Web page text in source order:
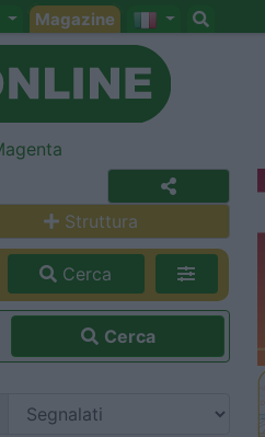
Magazine
Struttura
Cerca
Cerca